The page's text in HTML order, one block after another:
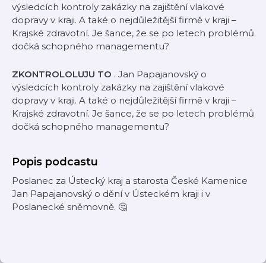
výsledcích kontroly zakázky na zajištění vlakové
dopravy v kraji. A také o nejdůležitější firmě v kraji –
Krajské zdravotní. Je šance, že se po letech problémů
dočká schopného managementu?
ZKONTROLOLUJU TO . Jan Papajanovský o
výsledcích kontroly zakázky na zajištění vlakové
dopravy v kraji. A také o nejdůležitější firmě v kraji –
Krajské zdravotní. Je šance, že se po letech problémů
dočká schopného managementu?
Popis podcastu
Poslanec za Ústecký kraj a starosta České Kamenice
Jan Papajanovský o dění v Ústeckém kraji i v
Poslanecké sněmovně. 🤔